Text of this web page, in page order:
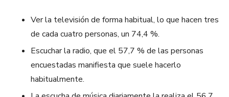
Ver la televisión de forma habitual, lo que hacen tres
de cada cuatro personas, un 74,4 %.
Escuchar la radio, que el 57,7 % de las personas
encuestadas manifiesta que suele hacerlo
habitualmente.